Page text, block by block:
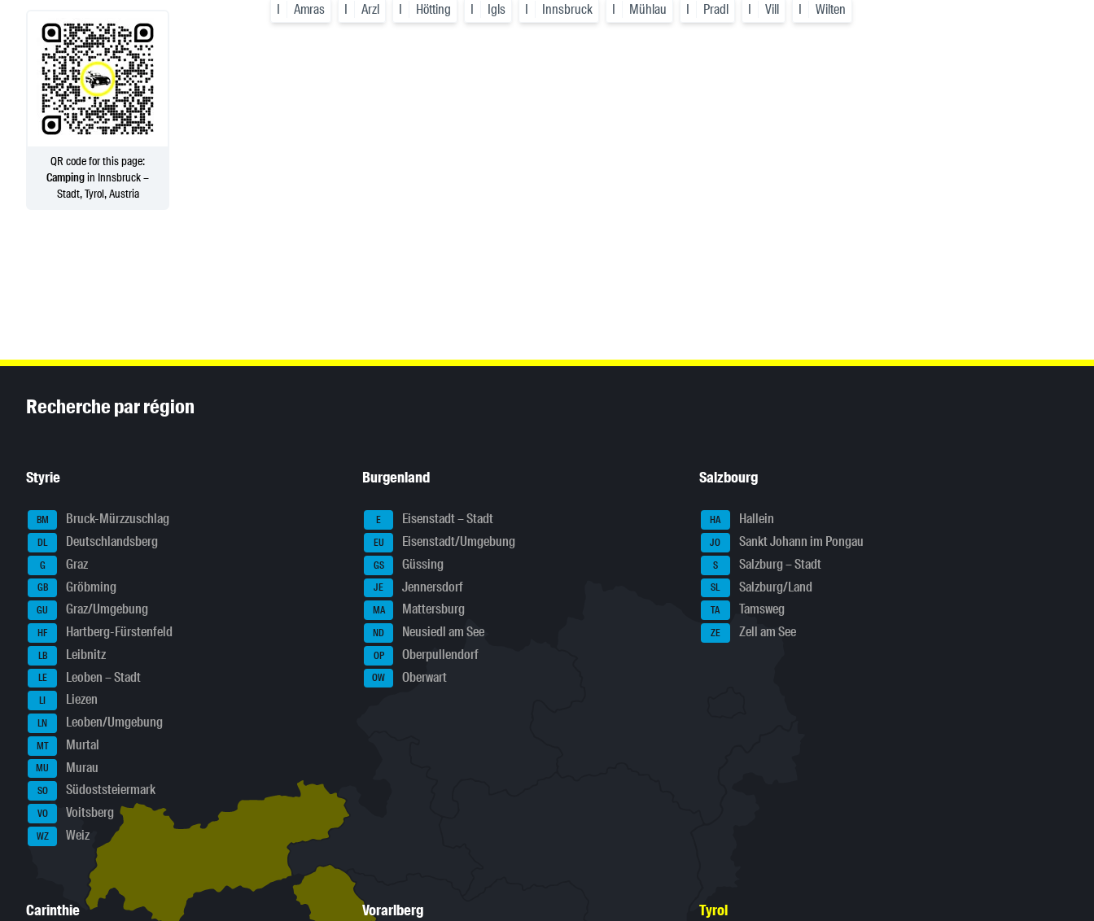
QR code for this page:
Campingin Innsbruck –
Stadt, Tyrol, Austria
I Amras I Arzl I Hötting I Igls I Innsbruck I Mühlau I Pradl I Vill I Wilten
Recherche par région
Styrie
BM Bruck-Mürzzuschlag
DL Deutschlandsberg
G Graz
GB Gröbming
GU Graz/Umgebung
HF Hartberg-Fürstenfeld
LB Leibnitz
LE Leoben – Stadt
LI Liezen
LN Leoben/Umgebung
MT Murtal
MU Murau
SO Südoststeiermark
VO Voitsberg
WZ Weiz
Burgenland
E Eisenstadt – Stadt
EU Eisenstadt/Umgebung
GS Güssing
JE Jennersdorf
MA Mattersburg
ND Neusiedl am See
OP Oberpullendorf
OW Oberwart
Salzbourg
HA Hallein
JO Sankt Johann im Pongau
S Salzburg – Stadt
SL Salzburg/Land
TA Tamsweg
ZE Zell am See
Carinthie Vorarlberg Tyrol